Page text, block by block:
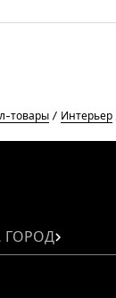
товары Интерьер
ГОРОД